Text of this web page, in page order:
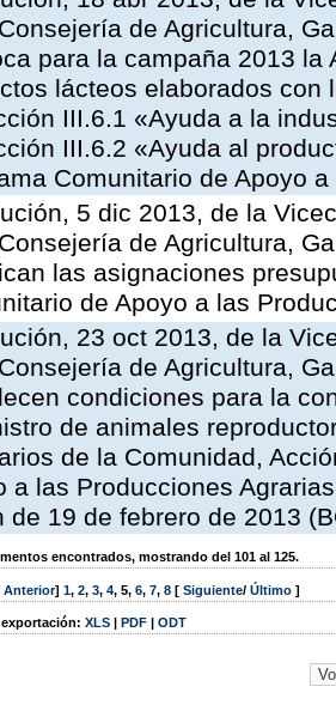
de Agricultura,
para la campaña 2013
lácteos elaborados
III.6.1 «Ayuda a la
III.6.2 «Ayuda al
Comunitario de Apoyo
5 dic 2013, de la
de Agricultura,
las asignaciones
de Apoyo a las
23 oct 2013, de la
de Agricultura,
condiciones para la
de animales
de la Comunidad,
a las Producciones
de 19 de febrero de 2013
encontrados, mostrando del 101 al 125.
Anterior] 1, 2, 3, 4, 5, 6, 7, 8 [ Siguiente/ Último ]
XLS | PDF | ODT